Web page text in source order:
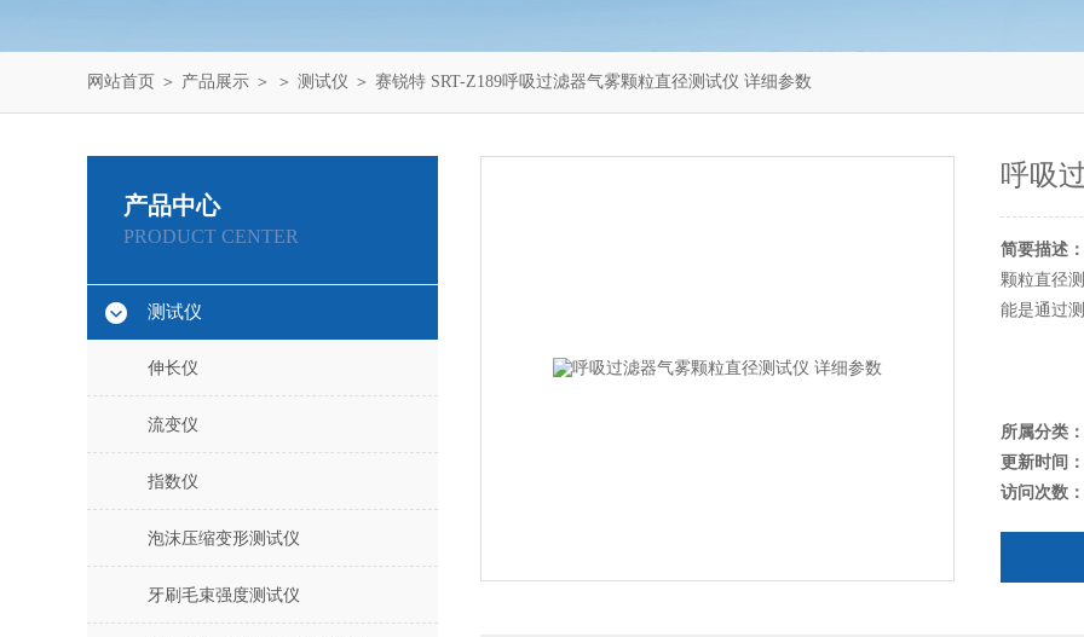
网站首页 ＞ 产品展示 ＞ ＞ 测试仪 ＞ 赛锐特 SRT-Z189呼吸过滤器气雾颗粒直径测试仪 详细参数
产品中心
PRODUCT CENTER
测试仪
伸长仪
流变仪
指数仪
泡沫压缩变形测试仪
牙刷毛束强度测试仪
呼吸
简要描述：
颗粒直径
能是通过
所属分类：
更新时间：
访问次数：